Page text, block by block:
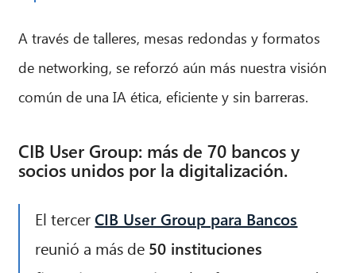
A través de talleres, mesas redondas y formatos
de networking, se reforzó aún más nuestra visión
común de una IA ética, eficiente y sin barreras.
CIB User Group: más de 70 bancos y
socios unidos por la digitalización.
El tercerCIB User Group para Bancos
reunió a más de 50 instituciones